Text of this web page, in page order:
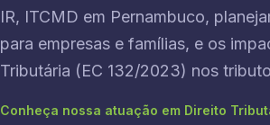
IR, ITCMD em Pernambuco,
para empresas e famílias, e os
Tributária (EC 132/2023) nos
Conheça nossa atuação em Direito